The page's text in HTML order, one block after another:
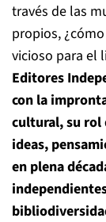
través de las
propios,
vicioso para el
Editores
con la
cultural, su rol
ideas,
en plena